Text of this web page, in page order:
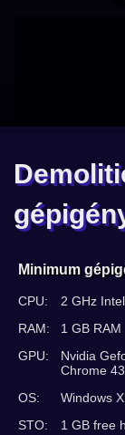
Minimum
CPU:
2 GHz
RAM:
1 GB RAM
GPU:
Nvidia
Chrome
OS:
Windows
STO:
1 GB free